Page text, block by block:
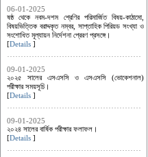
06-01-2025
ষষ্ঠ থেকে নবম-দশম শ্রেণির পরিমার্জিত বিষয়-কাঠামো,
বিষয়ভিত্তিক বরাদ্দকৃত নম্বর, সাপ্তাহিক পিরিয়ড সংখ্যা ও
সংশোধিত মূল্যায়ন নির্দেশনা প্রেরণ প্রসঙ্গে।
[Details ]
09-01-2025
২০২৫ সালের এসএসসি ও এসএসসি (ভোকেশনাল)
পরীক্ষার সময়সূচি।
[Details ]
09-01-2025
২০২৪ সালের বার্ষিক পরীক্ষার ফলাফল।
[Details ]